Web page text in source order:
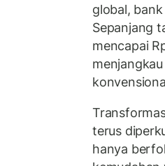
global,
Sepanjang
mencapai
terus
hanya